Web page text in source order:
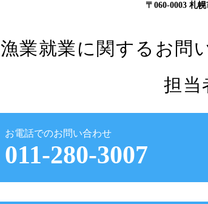
〒060-0003 札
漁業就業に関するお問
担当
お電話でのお問い合わせ
011-280-3007